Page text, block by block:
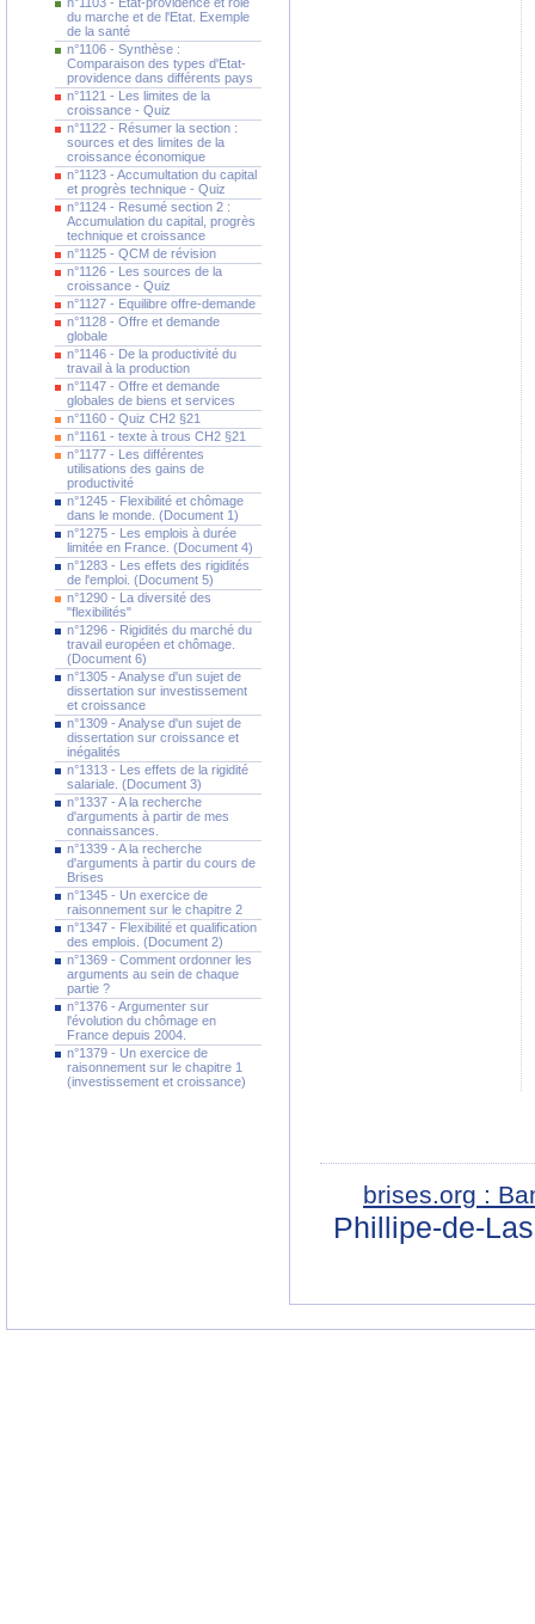
du marche et de l'Etat. Exemple
de la santé
n°1106 - Synthèse :
Comparaison des types d'Etat-
providence dans différents pays
n°1121 - Les limites de la
croissance - Quiz
n°1122 - Résumer la section :
sources et des limites de la
croissance économique
n°1123 - Accumultation du capital
et progrès technique - Quiz
n°1124 - Resumé section 2 :
Accumulation du capital, progrès
technique et croissance
n°1125 - QCM de révision
n°1126 - Les sources de la
croissance - Quiz
n°1127 - Equilibre offre-demande
n°1128 - Offre et demande
globale
n°1146 - De la productivité du
travail à la production
n°1147 - Offre et demande
globales de biens et services
n°1160 - Quiz CH2 §21
n°1161 - texte à trous CH2 §21
n°1177 - Les différentes
utilisations des gains de
productivité
n°1245 - Flexibilité et chômage
dans le monde. (Document 1)
n°1275 - Les emplois à durée
limitée en France. (Document 4)
n°1283 - Les effets des rigidités
de l'emploi. (Document 5)
n°1290 - La diversité des
"flexibilités"
n°1296 - Rigidités du marché du
travail européen et chômage.
(Document 6)
n°1305 - Analyse d'un sujet de
dissertation sur investissement
et croissance
n°1309 - Analyse d'un sujet de
dissertation sur croissance et
inégalités
n°1313 - Les effets de la rigidité
salariale. (Document 3)
n°1337 - A la recherche
d'arguments à partir de mes
connaissances.
n°1339 - A la recherche
d'arguments à partir du cours de
Brises
n°1345 - Un exercice de
raisonnement sur le chapitre 2
n°1347 - Flexibilité et qualification
des emplois. (Document 2)
n°1369 - Comment ordonner les
arguments au sein de chaque
partie ?
n°1376 - Argumenter sur
l'évolution du chômage en
France depuis 2004.
n°1379 - Un exercice de
raisonnement sur le chapitre 1
(investissement et croissance)
brises.org :
Phillipe-de-